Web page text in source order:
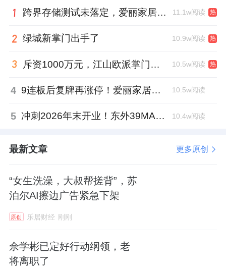
跨界存储测试未落定，爱丽家居复牌前自揭多重风险 11.1w阅读 热
绿城新掌门出手了 10.9w阅读 热
斥资1000万元，江山欧派掌门人吴水根加码创投基金 10.5w阅读 热
4 9连板后复牌再涨停！爱丽家居市盈率318倍，跨界收购案尚未落地 10.5w阅读
5 冲刺2026年末开业！东外39MALL全球招商启幕，重构东直门商圈格局 10.4w阅读
最新文章 更多原创
“女生洗澡，大叔帮搓背”，苏
泊尔AI擦边广告紧急下架
原创 乐居财经 刚刚
佘学彬已定好行动纲领，老
将离职了